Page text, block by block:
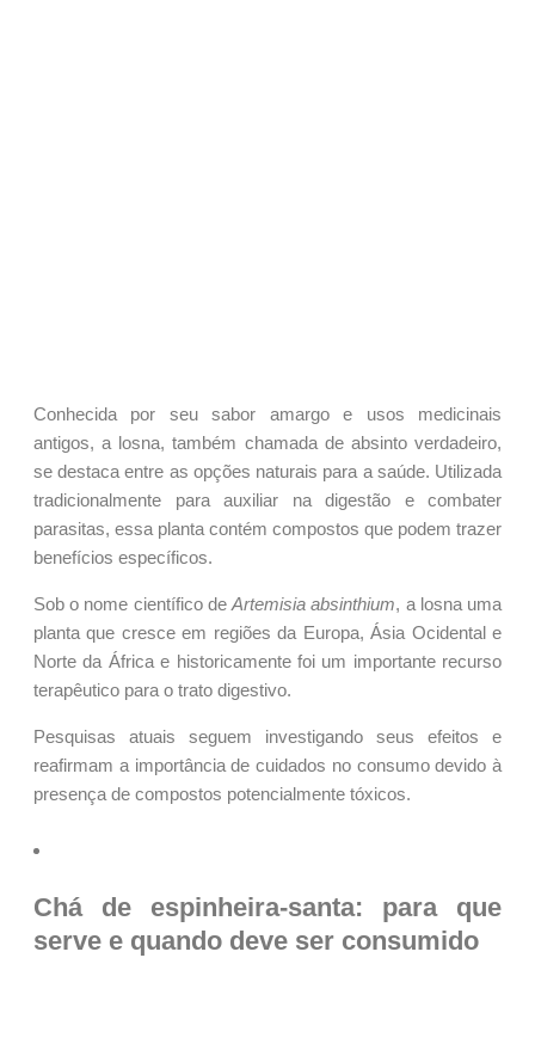
Conhecida por seu sabor amargo e usos medicinais
antigos, a losna, também chamada de absinto verdadeiro,
se destaca entre as opções naturais para a saúde. Utilizada
tradicionalmente para auxiliar na digestão e combater
parasitas, essa planta contém compostos que podem trazer
benefícios específicos.
Sob o nome científico deArtemisia absinthium, a losna uma
planta que cresce em regiões da Europa, Ásia Ocidental e
Norte da África e historicamente foi um importante recurso
terapêutico para o trato digestivo.
Pesquisas atuais seguem investigando seus efeitos e
reafirmam a importância de cuidados no consumo devido à
presença de compostos potencialmente tóxicos.
Chá de espinheira-santa: para que
serve e quando deve ser consumido